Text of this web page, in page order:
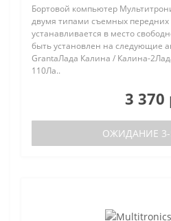
Бортовой компьютер
двумя типами съемных передних
устанавливается в место
быть установлен на следующие
GrantaЛада Калина / Калина-
110Ла..
3 370
ОЖИДАНИЕ